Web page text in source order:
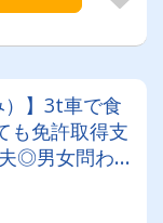
）】3t車で食
も免許取得支
◎男女問わ
ある方も大歓